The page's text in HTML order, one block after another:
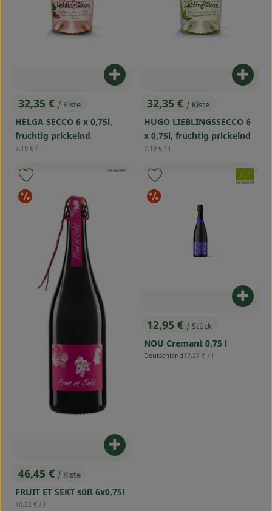
, Preis:
32,35 € / Kiste
HELGA SECCO 6 x 0,75l,
fruchtig prickelnd
, Referenzpreis:
7,19 € / l
Produkt zum Warenkorb
, Preis:
32,35 € / Kiste
HUGO LIEBLINGSSECCO 6
x 0,75l, fruchtig prickelnd
, Referenzpreis:
7,19 € / l
, Preis:
46,45 € / Kiste
FRUIT ET SEKT süß 6x0,75l
, Referenzpreis:
10,32 € / l
Produkt zum Warenkorb
, Kontrollstelle:
DE-ÖKO-007
Sonderangebote
Produkt zu Favouriten hinzufügen
, Preis:
12,95 € / Stück
NOU Cremant 0,75 l
, Herkunft:
Deutschland, Referenzpreis:
17,27 € / l
, Verband:
, Kontrollstelle:
DE-ÖKO-039
Produkt zu Favouriten